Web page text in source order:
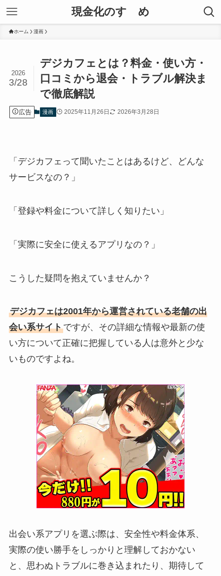
現金化のすゝめ
ホーム 漫画
デジカフェとは？料金・使い方・
口コミから退会・トラブル解決ま
で徹底解説
2026
3/28
広告 漫画 2025年11月26日 2026年3月28日
「デジカフェって聞いたことはあるけど、どんな
サービスなの？」
「登録や料金について詳しく知りたい」
「実際に安全に使えるアプリなの？」
こうした疑問を抱えていませんか？
デジカフェは2001年から運営されている老舗の出
会い系サイトですが、その詳細な情報や最新の使
い方について正確に把握している人は意外と少な
いものですよね。
出会い系アプリを選ぶ際は、安全性や料金体系、
実際の使い勝手をしっかりと理解しておかない
と、思わぬトラブルに巻き込まれたり、期待して